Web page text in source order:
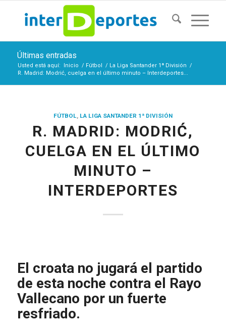
Últimas entradas
Usted está aquí: Inicio / Fútbol / La Liga Santander 1ª División /
R. Madrid: Modrić, cuelga en el último minuto – Interdeportes...
FÚTBOL, LA LIGA SANTANDER 1ª DIVISIÓN
R. MADRID: MODRIĆ,
CUELGA EN EL ÚLTIMO
MINUTO –
INTERDEPORTES
El croata no jugará el partido
de esta noche contra el Rayo
Vallecano por un fuerte
resfriado.